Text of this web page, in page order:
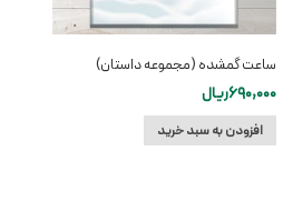
ساعت گمشده (مجموعه داستان)
690,000ریال
افزودن به سبد خرید